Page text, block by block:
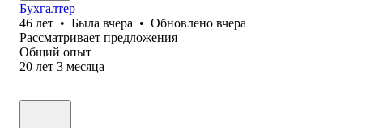
Бухгалтер
46 лет • Была вчера • Обновлено вчера
Рассматривает предложения
Общий опыт
20 лет 3 месяца